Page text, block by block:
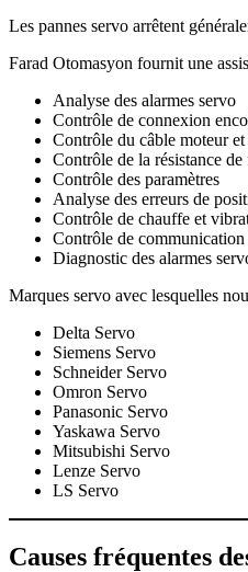
Les pannes servo arrêtent
Farad Otomasyon fournit une
Analyse des alarmes servo
Contrôle de connexion
Contrôle du câble moteur
Contrôle de la résistance de
Contrôle des paramètres
Analyse des erreurs de
Contrôle de chauffe et
Contrôle de
Diagnostic des alarmes
Marques servo avec lesquelles
Delta Servo
Siemens Servo
Schneider Servo
Omron Servo
Panasonic Servo
Yaskawa Servo
Mitsubishi Servo
Lenze Servo
LS Servo
Causes fréquentes